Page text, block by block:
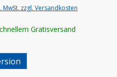
MwSt. zzgl. Versandkosten
Gratisversand